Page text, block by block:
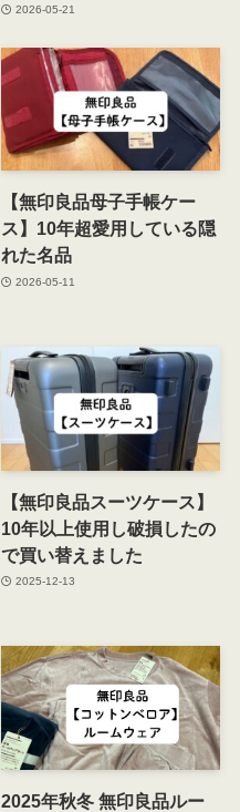
2026-05-21
【無印良品母子手帳ケー
ス】10年超愛用している隠
れた名品
2026-05-11
【無印良品スーツケース】
10年以上使用し破損したの
で買い替えました
2025-12-13
2025年秋冬 無印良品ルー